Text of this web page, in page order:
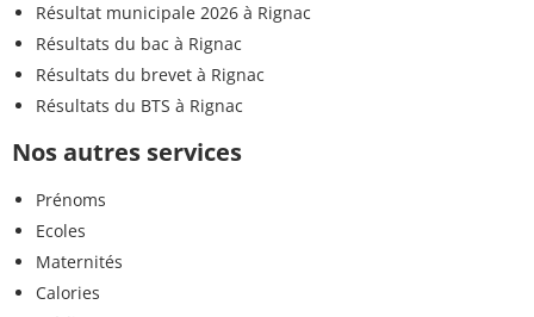
Résultat municipale 2026 à Rignac
Résultats du bac à Rignac
Résultats du brevet à Rignac
Résultats du BTS à Rignac
Nos autres services
Prénoms
Ecoles
Maternités
Calories